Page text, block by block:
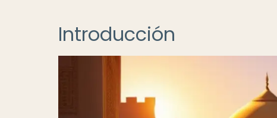
Introducción